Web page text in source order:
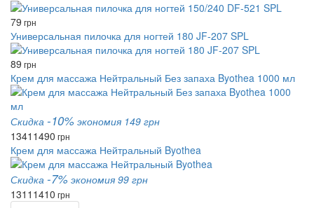
79 грн
Универсальная пилочка для ногтей 180 JF-207 SPL
89 грн
Крем для массажа Нейтральный Без запаха Byothea 1000 мл
Скидка -10% экономия 149 грн
1341 1490 грн
Крем для массажа Нейтральный Byothea
Скидка -7% экономия 99 грн
1311 1410 грн